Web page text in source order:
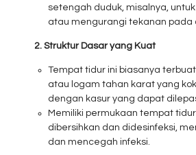
setengah duduk, misalnya,
atau mengurangi tekanan pada
2. Struktur Dasar yang Kuat
Tempat tidur ini biasanya
atau logam tahan karat yang
dengan kasur yang dapat
Memiliki permukaan tempat
dibersihkan dan didesinfeksi,
dan mencegah infeksi.